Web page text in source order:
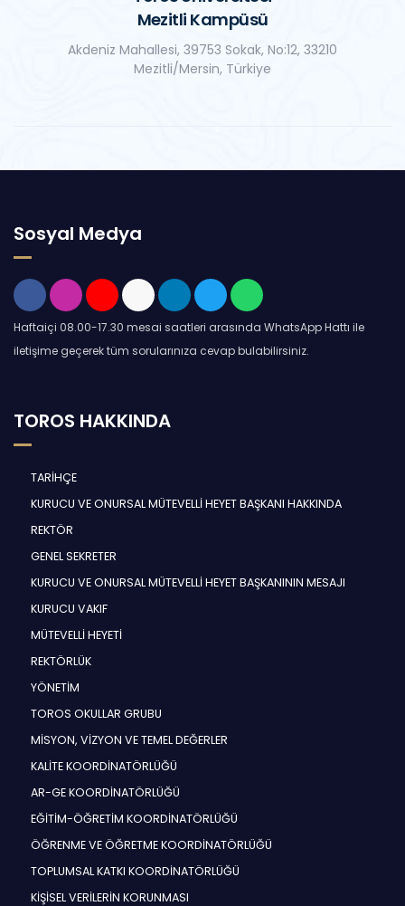
Mezitli Kampüsü
Akdeniz Mahallesi, 39753 Sokak, No:12, 33210
Mezitli/Mersin, Türkiye
Sosyal Medya
Haftaiçi 08.00-17.30 mesai saatleri arasında WhatsApp Hattı ile
iletişime geçerek tüm sorularınıza cevap bulabilirsiniz.
TOROS HAKKINDA
TARİHÇE
KURUCU VE ONURSAL MÜTEVELLİ HEYET BAŞKANI HAKKINDA
REKTÖR
GENEL SEKRETER
KURUCU VE ONURSAL MÜTEVELLİ HEYET BAŞKANININ MESAJI
KURUCU VAKIF
MÜTEVELLİ HEYETİ
REKTÖRLÜK
YÖNETİM
TOROS OKULLAR GRUBU
MİSYON, VİZYON VE TEMEL DEĞERLER
KALİTE KOORDİNATÖRLÜĞÜ
AR-GE KOORDİNATÖRLÜĞÜ
EĞİTİM-ÖĞRETİM KOORDİNATÖRLÜĞÜ
ÖĞRENME VE ÖĞRETME KOORDİNATÖRLÜĞÜ
TOPLUMSAL KATKI KOORDİNATÖRLÜĞÜ
KİŞİSEL VERİLERİN KORUNMASI